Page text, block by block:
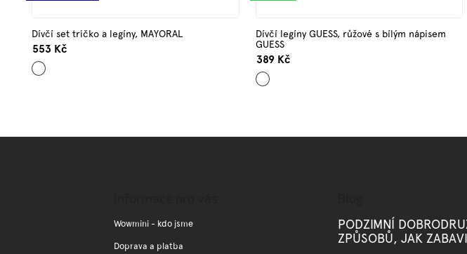
Dívčí set tričko a legíny, MAYORAL
553 Kč
Mix
barev
Dívčí legíny GUESS, růžové s bílým nápisem
GUESS
389 Kč
Tmavě
růžová
Wowmini - kdo jsme
Doprava a platba
PODZIMNÍ
ZPŮSOBŮ, JAK